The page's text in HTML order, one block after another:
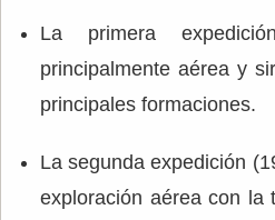
La primera
principalmente aérea y
principales formaciones.
La segunda expedición
exploración aérea con la